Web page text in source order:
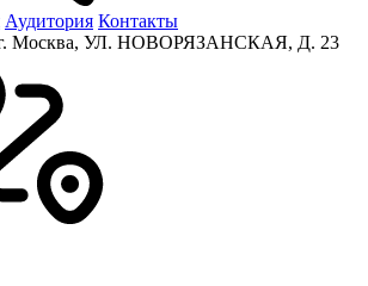
Аудитория Контакты
Москва, УЛ. НОВОРЯЗАНСКАЯ, Д. 23